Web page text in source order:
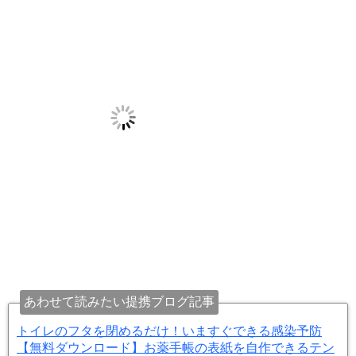
あわせて読みたい提携ブログ記事
トイレのフタを閉めるだけ！いますぐできる感染予防
【無料ダウンロード】お薬手帳の表紙を自作できるテン